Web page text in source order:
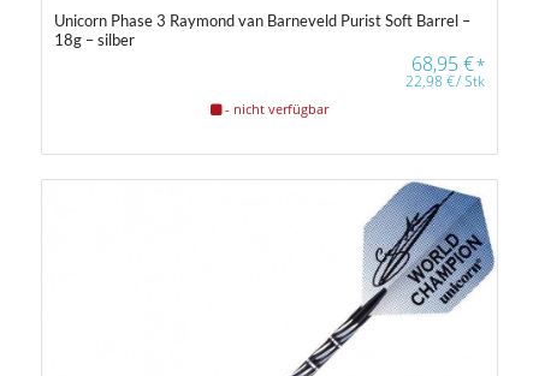
Unicorn Phase 3 Raymond van Barneveld Purist Soft Barrel –
18g – silber
68,95€*
22,98€/Stk
- nicht verfügbar